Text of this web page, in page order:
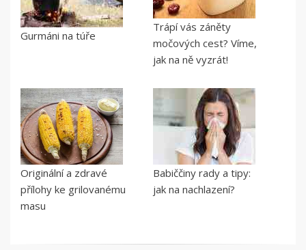
Gurmáni na túře
Trápí vás záněty
močových cest? Víme,
jak na ně vyzrát!
Originální a zdravé
přílohy ke grilovanému
masu
Babiččiny rady a tipy:
jak na nachlazení?